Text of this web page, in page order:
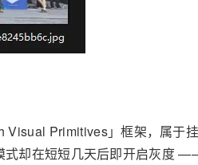
Visual Primitives」框架，属于
式却在短短几天后即开启灰度